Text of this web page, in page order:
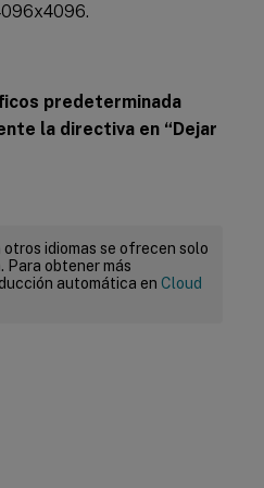
predeterminada
la directiva en “Dejar
idiomas se ofrecen solo
obtener más
automática en Cloud